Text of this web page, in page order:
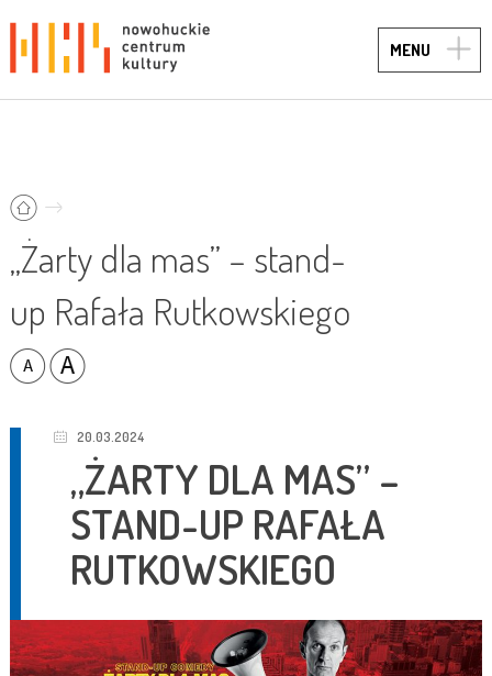
MENU
„Żarty dla mas” – stand-
up Rafała Rutkowskiego
20.03.2024
„ŻARTY DLA MAS” –
STAND-UP RAFAŁA
RUTKOWSKIEGO